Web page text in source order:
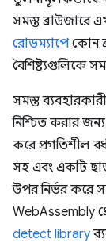
সমস্ত
রোডম্যাপেকোন
বৈশিষ্ট্যগুলিকে
সমস্ত
নিশ্চিত করার
করে প্রগতিশীল
সহ এবং একটি
উপর নির্ভর করে
WebAssembly
detect library